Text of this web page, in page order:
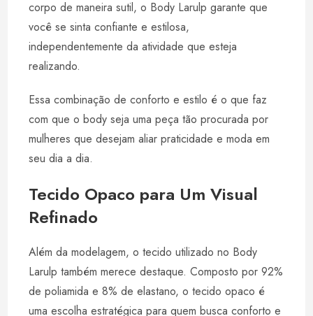
corpo de maneira sutil, o Body Larulp garante que
você se sinta confiante e estilosa,
independentemente da atividade que esteja
realizando.
Essa combinação de conforto e estilo é o que faz
com que o body seja uma peça tão procurada por
mulheres que desejam aliar praticidade e moda em
seu dia a dia.
Tecido Opaco para Um Visual
Refinado
Além da modelagem, o tecido utilizado no Body
Larulp também merece destaque. Composto por 92%
de poliamida e 8% de elastano, o tecido opaco é
uma escolha estratégica para quem busca conforto e